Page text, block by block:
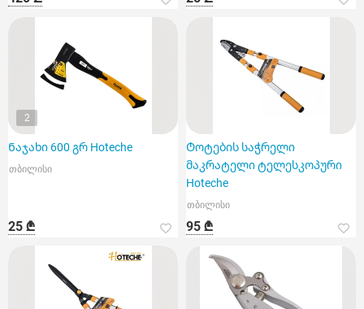
2
Ნაჯახი 600 გრ Hoteche
თბილისი
25 ₾
Ტოტების საჭრელი
მაკრატელი ტელესკოპური
Hoteche
თბილისი
95 ₾